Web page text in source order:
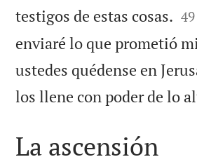
testigos de estas cosas. 

49
enviaré lo que prometió
ustedes quédense en
los llene con poder de lo
La ascensión